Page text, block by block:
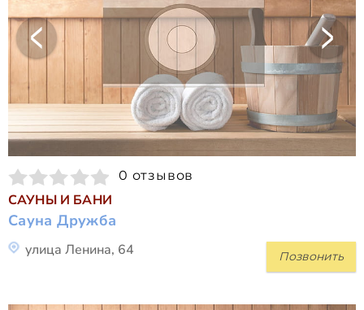
0 отзывов
САУНЫ И БАНИ
Сауна Дружба
Позвонить
улица Ленина, 64